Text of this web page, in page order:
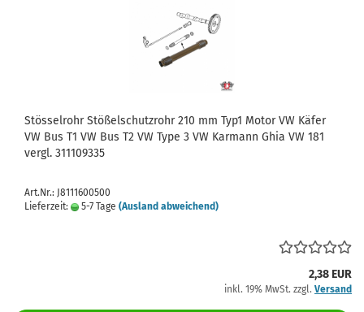
Stösselrohr Stößelschutzrohr 210 mm Typ1 Motor VW Käfer
VW Bus T1 VW Bus T2 VW Type 3 VW Karmann Ghia VW 181
vergl. 311109335
Art.Nr.: J8111600500
Lieferzeit:
5-7 Tage (Ausland abweichend)
2,38 EUR
inkl. 19% MwSt. zzgl. Versand